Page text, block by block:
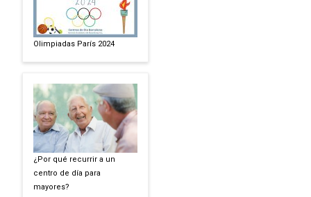
Olimpiadas París 2024
¿Por qué recurrir a un
centro de día para
mayores?